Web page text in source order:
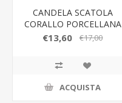
CANDELA SCATOLA
CORALLO PORCELLANA
VERDE LE STELLE
€13,60 €17,00
ACQUISTA